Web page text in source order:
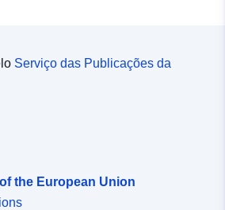
Serviço das Publicações da
the European Union